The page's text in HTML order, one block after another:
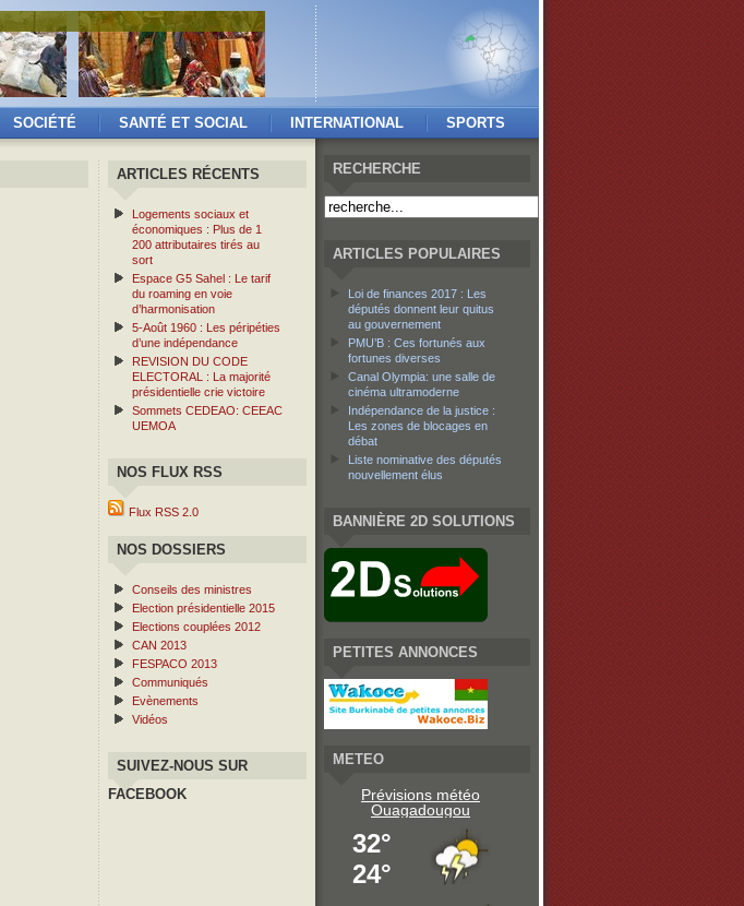
SOCIÉTÉ SANTÉ ET SOCIAL INTERNATIONAL SPORTS
ARTICLES RÉCENTS
Logements sociaux et
économiques : Plus de 1
200 attributaires tirés au
sort
Espace G5 Sahel : Le tarif
du roaming en voie
d’harmonisation
5-Août 1960 : Les péripéties
d’une indépendance
REVISION DU CODE
ELECTORAL : La majorité
présidentielle crie victoire
Sommets CEDEAO: CEEAC
UEMOA
NOS FLUX RSS
Flux RSS 2.0
NOS DOSSIERS
Conseils des ministres
Election présidentielle 2015
Elections couplées 2012
CAN 2013
FESPACO 2013
Communiqués
Evènements
Vidéos
SUIVEZ-NOUS SUR
FACEBOOK
RECHERCHE
ARTICLES POPULAIRES
Loi de finances 2017 : Les
députés donnent leur quitus
au gouvernement
PMU’B : Ces fortunés aux
fortunes diverses
Canal Olympia: une salle de
cinéma ultramoderne
Indépendance de la justice :
Les zones de blocages en
débat
Liste nominative des députés
nouvellement élus
BANNIÈRE 2D SOLUTIONS
PETITES ANNONCES
METEO
Prévisions météo
Ouagadougou